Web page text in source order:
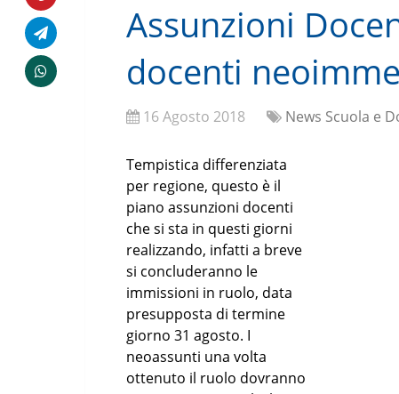
Assunzioni
docenti
16 Agosto 2018 News Scuola e
Tempistica differenziata
per regione, questo è il
piano assunzioni docenti
che si sta in questi giorni
realizzando, infatti a breve
si concluderanno le
immissioni in ruolo, data
presupposta di termine
giorno 31 agosto. I
neoassunti una volta
ottenuto il ruolo dovranno